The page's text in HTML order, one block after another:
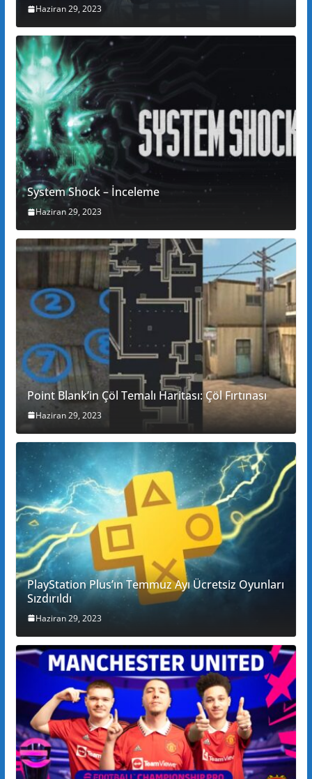
Haziran 29, 2023
System Shock – İnceleme
Haziran 29, 2023
Point Blank’in Çöl Temalı Haritası: Çöl Fırtınası
Haziran 29, 2023
PlayStation Plus’ın Temmuz Ayı Ücretsiz Oyunları
Sızdırıldı
Haziran 29, 2023